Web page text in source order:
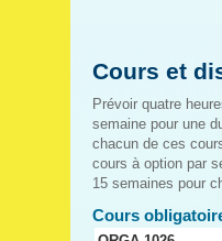
Cours et
Prévoir quatre
semaine pour une
chacun de ces
cours à option par
15 semaines pour
Cours